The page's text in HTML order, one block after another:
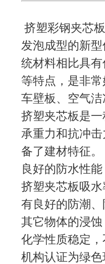
挤塑彩钢夹芯
发泡成型的新
统材料相比具
等特点，是非
车壁板、空气
挤塑夹芯板是
承重力和抗冲
备了建材特征。
良好的防水性能
挤塑夹芯板吸
有良好的防潮
其它物体的浸
化学性质稳定
机构认证为绿